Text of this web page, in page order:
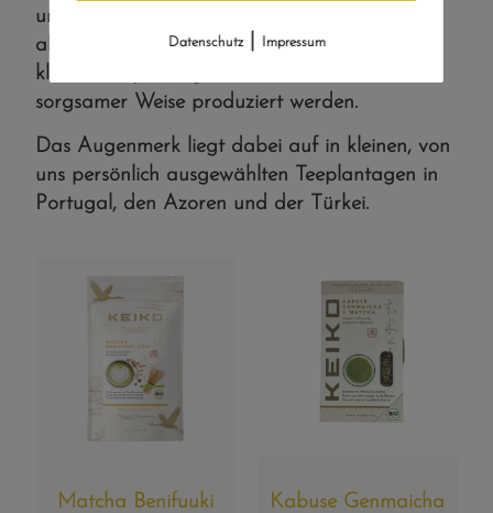
ursprünglichen Teepflanze Camellia sinensis
abstammen und die als lose Blattware auf
kleinen Teeplantagen in handwerklicher und
sorgsamer Weise produziert werden.
Das Augenmerk liegt dabei auf in kleinen, von
uns persönlich ausgewählten Teeplantagen in
Portugal, den Azoren und der Türkei.
Matcha Benifuuki
Kabuse Genmaicha
Datenschutz| Impressum